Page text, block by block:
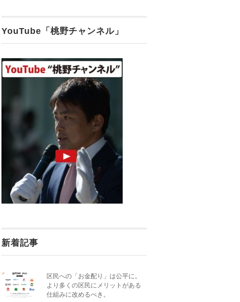
YouTube「桃野チャンネル」
新着記事
区民への「お金配り」は公平に。
より多くの区民にメリットがある
仕組みに改めるべき。